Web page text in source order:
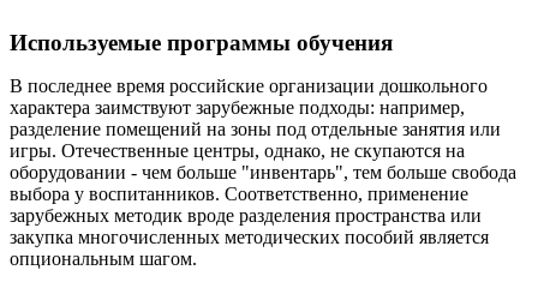
Используемые программы обучения
В последнее время российские организации дошкольного
характера заимствуют зарубежные подходы: например,
разделение помещений на зоны под отдельные занятия или
игры. Отечественные центры, однако, не скупаются на
оборудовании - чем больше "инвентарь", тем больше свобода
выбора у воспитанников. Соответственно, применение
зарубежных методик вроде разделения пространства или
закупка многочисленных методических пособий является
опциональным шагом.